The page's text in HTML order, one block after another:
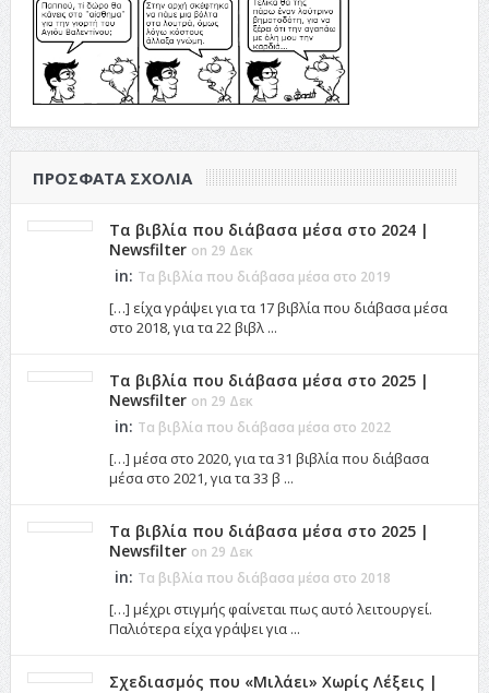
ΠΡΌΣΦΑΤΑ ΣΧΌΛΙΑ
Τα βιβλία που διάβασα μέσα στο 2024 |
Newsfilter on 29 Δεκ
in: Τα βιβλία που διάβασα μέσα στο 2019
[…] είχα γράψει για τα 17 βιβλία που διάβασα μέσα
στο 2018, για τα 22 βιβλ ...
Τα βιβλία που διάβασα μέσα στο 2025 |
Newsfilter on 29 Δεκ
in: Τα βιβλία που διάβασα μέσα στο 2022
[…] μέσα στο 2020, για τα 31 βιβλία που διάβασα
μέσα στο 2021, για τα 33 β ...
Τα βιβλία που διάβασα μέσα στο 2025 |
Newsfilter on 29 Δεκ
in: Τα βιβλία που διάβασα μέσα στο 2018
[…] μέχρι στιγμής φαίνεται πως αυτό λειτουργεί.
Παλιότερα είχα γράψει για ...
Σχεδιασμός που «Μιλάει» Χωρίς Λέξεις |